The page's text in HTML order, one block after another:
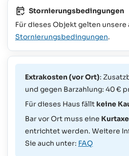
Stornierungsbedingungen
Für dieses Objekt gelten unsere
Stornierungsbedingungen.
Extrakosten (vor Ort):
und gegen Barzahlung: 40 €
Für dieses Haus fällt keine
Bar vor Ort muss eine Kurtaxe
entrichtet werden. Weitere
Sie auch unter: FAQ